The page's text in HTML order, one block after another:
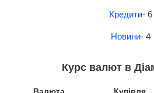
Кредити- 6
Новини- 4
Курс валют в